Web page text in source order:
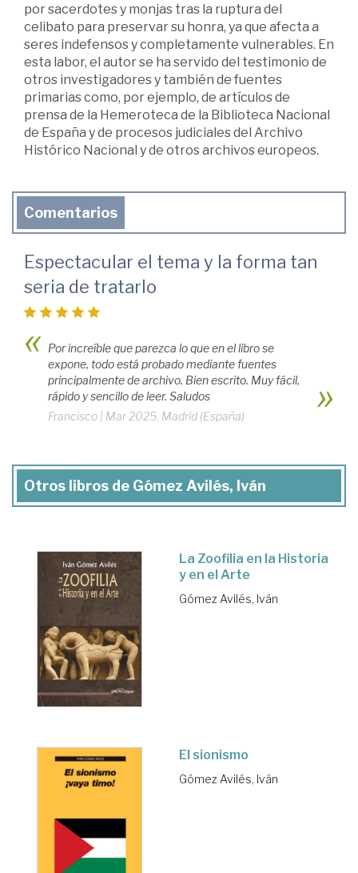
por sacerdotes y monjas tras la ruptura del
celibato para preservar su honra, ya que afecta a
seres indefensos y completamente vulnerables. En
esta labor, el autor se ha servido del testimonio de
otros investigadores y también de fuentes
primarias como, por ejemplo, de artículos de
prensa de la Hemeroteca de la Biblioteca Nacional
de España y de procesos judiciales del Archivo
Histórico Nacional y de otros archivos europeos.
Comentarios
Espectacular el tema y la forma tan
seria de tratarlo
Por increíble que parezca lo que en el libro se
expone, todo está probado mediante fuentes
principalmente de archivo. Bien escrito. Muy fácil,
rápido y sencillo de leer. Saludos
Francisco | Mar 2025. Madrid (España)
Otros libros de Gómez Avilés, Iván
La Zoofilia en la Historia
y en el Arte
Gómez Avilés, Iván
El sionismo
Gómez Avilés, Iván